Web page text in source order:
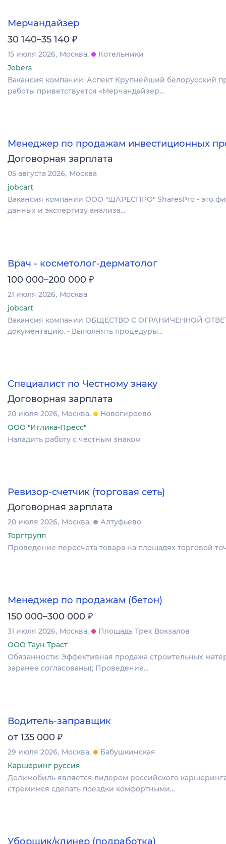
Мерчандайзер
30 140–35 140 ₽
15 июля 2026 Москва
Котельники
Jobers
Вакансия компании: Аспект Крупнейший белорусский
работы приветствуется «Мерчандайзер…
Менеджер по продажам инвестиционных
Договорная зарплата
05 августа 2026 Москва
jobcart
Вакансия компании ООО "ШАРЕСПРО" SharesPro - это
данных и экспертизу анализа…
Врач - косметолог-дерматолог
100 000–200 000 ₽
21 июля 2026 Москва
jobcart
Вакансия компании ОБЩЕСТВО С ОГРАНИЧЕННОЙ
документацию. - Выполнять процедуры…
Специалист по Честному знаку
Договорная зарплата
20 июля 2026 Москва
Новогиреево
ООО "Иглика-Пресс"
Наладить работу с честным знаком
Ревизор-счетчик (торговая сеть)
Договорная зарплата
20 июля 2026 Москва
Алтуфьево
Торггрупп
Проведение пересчета товара на площадях торговой
Менеджер по продажам (бетон)
150 000–300 000 ₽
31 июля 2026 Москва
Площадь Трех Вокзалов
ООО Таун Траст
Обязанности: Эффективная продажа строительных
заранее согласованы); Проведение…
Водитель-заправщик
от 135 000 ₽
29 июля 2026 Москва
Бабушкинская
Каршеринг руссия
Делимобиль является лидером российского
стремимся сделать поездки комфортными…
Уборщик/клинер (подработка)